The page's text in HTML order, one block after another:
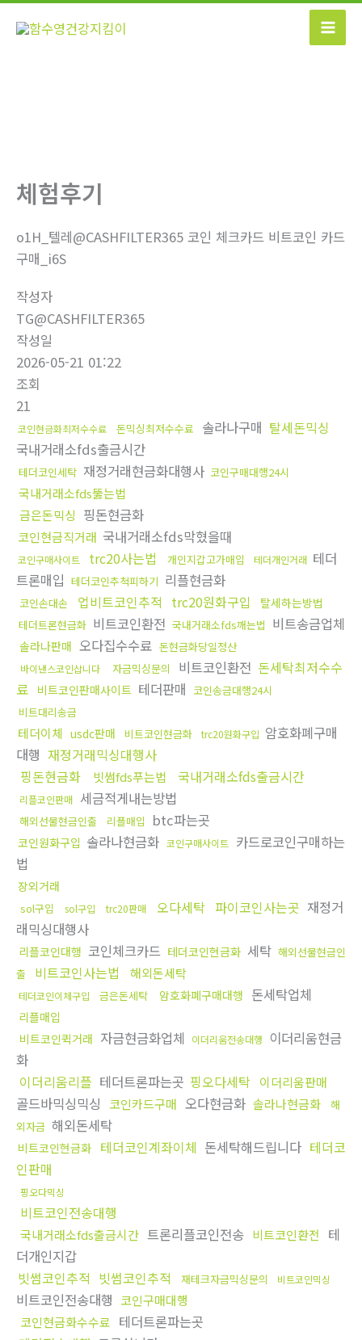
콘
체험후기
o1H_텔레@CASHFILTER365 코인 체크카드 비트코인 카드
구매_i6S
작성자
TG@CASHFILTER365
작성일
2026-05-21 01:22
조회
21
코인현금화최저수수료 돈믹싱최저수수료 솔라나구매 탈세돈믹싱
국내거래소fds출금시간
테더코인세탁 재정거래현금화대행사 코인구매대행24시
국내거래소fds뚫는법
금은돈믹싱 핑돈현금화
코인현금직거래 국내거래소fds막혔을때
코인구매사이트 trc20사는법 개인지갑고가매입 테더개인거래 테더
트론매입 테더코인추척피하기 리플현금화
코인손대손 업비트코인추적 trc20원화구입 탈세하는방법
테더트론현금화 비트코인환전 국내거래소fds깨는법 비트송금업체
솔라나판매 오다집수수료 돈현금화당일정산
바이낸스코인삽니다 자금믹싱문의 비트코인환전 돈세탁최저수수
료 비트코인판매사이트 테더판매 코인송금대행24시
비트대리송금
테더이체 usdc판매 비트코인현금화 trc20원화구입 암호화폐구매
대행 재정거래믹싱대행사
핑돈현금화
빗썸fds푸는법 국내거래소fds출금시간
리플코인판매 세금적게내는방법
해외선물현금인출 리플매입 btc파는곳
코인원화구입 솔라나현금화 코인구매사이트
카드로코인구매하는
법
장외거래
sol구입 sol구입 trc20판매 오다세탁 파이코인사는곳 재정거
래믹싱대행사
리플코인대행 코인체크카드 테더코인현금화 세탁 해외선물현금인
출
비트코인사는법 해외돈세탁
테더코인이체구입 금은돈세탁 암호화폐구매대행 돈세탁업체
리플매입
비트코인퀵거래 자금현금화업체 이더리움전송대행
이더리움현금
화
이더리움리플 테더트론파는곳 핑오다세탁 이더리움판매
골드바믹싱믹싱 코인카드구매 오다현금화 솔라나현금화
해
외자금 해외돈세탁
비트코인현금화 테더코인계좌이체 돈세탁해드립니다 테더코
인판매
핑오다믹싱
비트코인전송대행
국내거래소fds출금시간 트론리플코인전송 비트코인환전
테
더개인지갑
빗썸코인추적 빗썸코인추적 재테크자금믹싱문의 비트코인믹싱
비트코인전송대행 코인구매대행
코인현금화수수료 테더트론파는곳